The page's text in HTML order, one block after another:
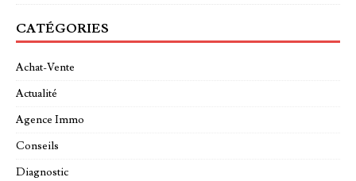
CATÉGORIES
Achat-Vente
Actualité
Agence Immo
Conseils
Diagnostic